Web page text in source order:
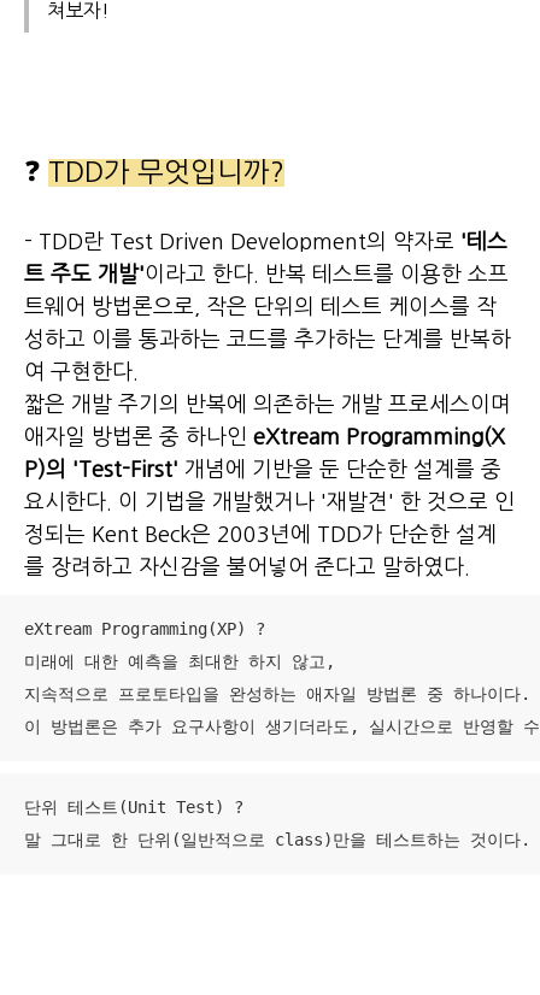
쳐보자!
❓ TDD가 무엇입니까?
- TDD란 Test Driven Development의 약자로 '테스
트 주도 개발'이라고 한다. 반복 테스트를 이용한 소프
트웨어 방법론으로, 작은 단위의 테스트 케이스를 작
성하고 이를 통과하는 코드를 추가하는 단계를 반복하
여 구현한다.
짧은 개발 주기의 반복에 의존하는 개발 프로세스이며
애자일 방법론 중 하나인 eXtream Programming(X
P)의 'Test-First' 개념에 기반을 둔 단순한 설계를 중
요시한다. 이 기법을 개발했거나 '재발견' 한 것으로 인
정되는 Kent Beck은 2003년에 TDD가 단순한 설계
를 장려하고 자신감을 불어넣어 준다고 말하였다.
eXtream Programming(XP) ?
미래에 대한 예측을 최대한 하지 않고,
지속적으로 프로토타입을 완성하는 애자일 방법론 중 하나이다.
이 방법론은 추가 요구사항이 생기더라도, 실시간으로 반영할
단위 테스트(Unit Test) ?
말 그대로 한 단위(일반적으로 class)만을 테스트하는 것이다.